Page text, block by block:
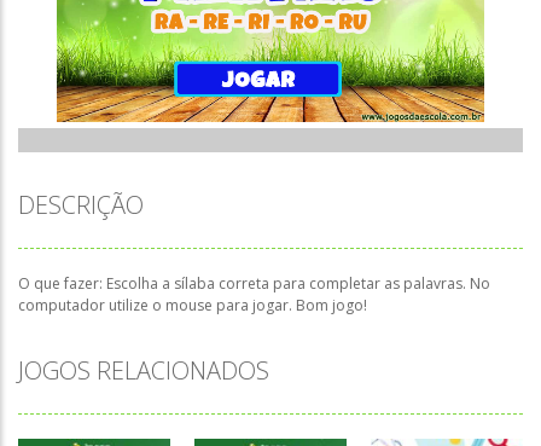
DESCRIÇÃO
O que fazer: Escolha a sílaba correta para completar as palavras. No
computador utilize o mouse para jogar. Bom jogo!
JOGOS RELACIONADOS